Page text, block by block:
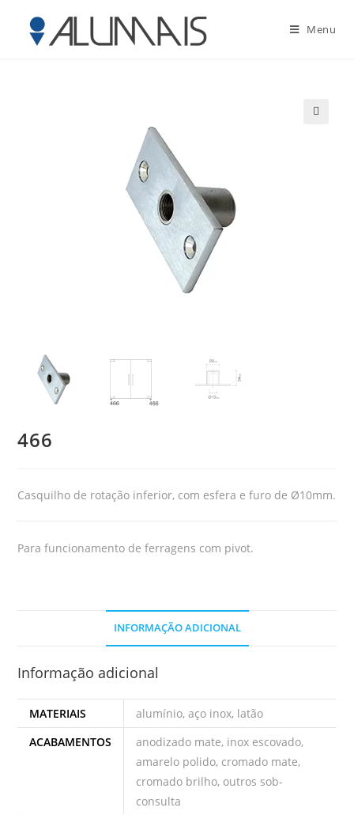
Menu
466
Casquilho de rotação inferior, com esfera e furo de Ø10mm.
Para funcionamento de ferragens com pivot.
INFORMAÇÃO ADICIONAL
Informação adicional
MATERIAIS
alumínio, aço inox, latão
ACABAMENTOS
anodizado mate, inox escovado,
amarelo polido, cromado mate,
cromado brilho, outros sob-
consulta